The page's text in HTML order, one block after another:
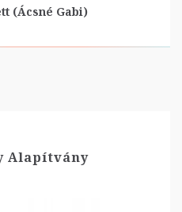
(Ácsné Gabi)
Alapítvány